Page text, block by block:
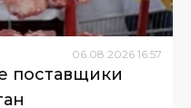
06.08.2026 16:57
поставщики